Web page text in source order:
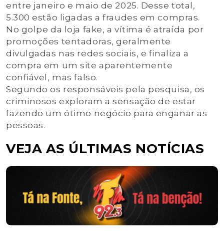
entre janeiro e maio de 2025. Desse total,
5.300 estão ligadas a fraudes em compras.
No golpe da loja fake, a vítima é atraída por
promoções tentadoras, geralmente
divulgadas nas redes sociais, e finaliza a
compra em um site aparentemente
confiável, mas falso.
Segundo os responsáveis pela pesquisa, os
criminosos exploram a sensação de estar
fazendo um ótimo negócio para enganar as
pessoas.
VEJA AS ÚLTIMAS NOTÍCIAS